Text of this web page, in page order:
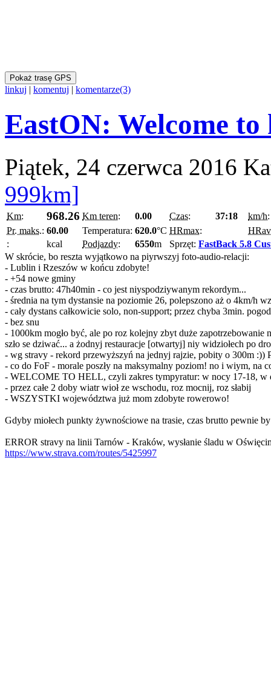
Pokaż trasę GPS
linkuj | komentuj | komentarze(3)
EastON: Welcome to
Piątek, 24 czerwca 2016
999km]
Km: 968.26 Km teren: 0.00 Czas: 37:18
km/h:
Pr. maks.: 60.00 Temperatura: 620.0°C HRmax:
:
kcal Podjazdy: 6550m Sprzęt: FastBack 5.8
W skrócie, bo reszta wyjątkowo na piyrwszyj foto-audio-relacji:
- Lublin i Rzeszów w końcu zdobyte!
- +54 nowe gminy
- czas brutto: 47h40min - co jest niyspodziywanym rekordym...
- średnia na tym dystansie na poziomie 26, polepszono aż o 4km/h
- cały dystans całkowicie solo, non-support; przez chyba 3min.
- bez snu
- 1000km mogło być, ale po roz kolejny zbyt duże
szło se dziwać... a żodnyj restauracje [otwartyj] niy widziołech po
- wg stravy - rekord przewyższyń na jednyj rajzie, pobity o 300m :))
- co do FoF - morale poszły na maksymalny poziom! no i wiym, na
- WELCOME TO HELL, czyli zakres tympyratur: w nocy 17-18, w
- przez całe 2 doby wiatr wioł ze wschodu, roz mocnij, roz słabij
- WSZYSTKI województwa już mom zdobyte rowerowo!
Gdyby miołech punkty żywnościowe na trasie, czas brutto pewnie
ERROR stravy na linii Tarnów - Kraków, wysłanie śladu w
https://www.strava.com/routes/5425997